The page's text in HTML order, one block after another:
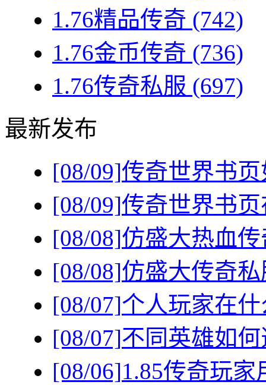
1.76精品传奇 (742)
1.76金币传奇 (736)
1.76传奇私服 (697)
最新发布
[08/09]传奇世界书
[08/09]传奇世界书
[08/08]仿盛大热血
[08/08]仿盛大传奇
[08/07]个人玩家在
[08/07]不同英雄如
[08/06]1.85传奇玩